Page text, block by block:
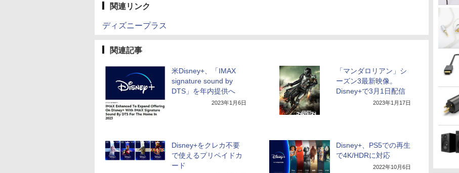
関連リンク
ディズニープラス
関連記事
米Disney+、「IMAX
signature sound by
DTS」を年内提供へ
2023年1月6日
「マンダロリアン」シ
ーズン3最新映像。
Disney+で3月1日配信
2023年1月17日
Disney+をクレカ不要
で使えるプリペイドカ
ード
Disney+、PS5での再生
で4K/HDRに対応
2022年10月6日